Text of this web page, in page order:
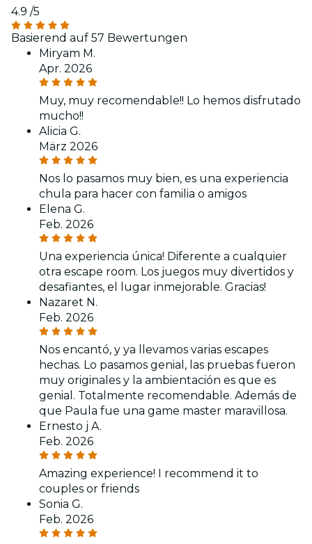
4.9 /5
Basierend auf 57 Bewertungen
Miryam M.
Apr. 2026
Muy, muy recomendable!! Lo hemos disfrutado
mucho!!
Alicia G.
März 2026
Nos lo pasamos muy bien, es una experiencia
chula para hacer con familia o amigos
Elena G.
Feb. 2026
Una experiencia única! Diferente a cualquier
otra escape room. Los juegos muy divertidos y
desafiantes, el lugar inmejorable. Gracias!
Nazaret N.
Feb. 2026
Nos encantó, y ya llevamos varias escapes
hechas. Lo pasamos genial, las pruebas fueron
muy originales y la ambientación es que es
genial. Totalmente recomendable. Además de
que Paula fue una game master maravillosa.
Ernesto j A.
Feb. 2026
Amazing experience! I recommend it to
couples or friends
Sonia G.
Feb. 2026